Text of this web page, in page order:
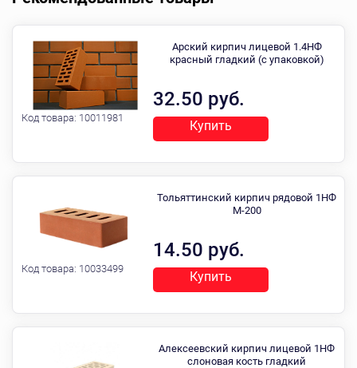
Код товара: 10011981
32.50 руб.
Арский кирпич лицевой 1.4НФ
красный гладкий (с упаковкой)
Купить
Код товара: 10033499
14.50 руб.
Тольяттинский кирпич рядовой 1НФ
М-200
Купить
Алексеевский кирпич лицевой 1НФ
слоновая кость гладкий